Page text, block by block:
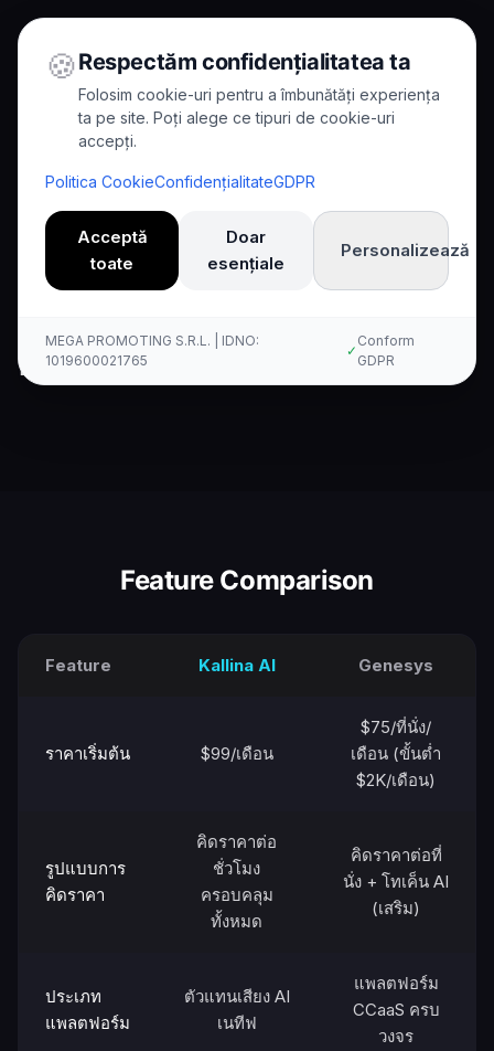
🍪 Respectăm confidențialitatea ta
Folosim cookie-uri pentru a îmbunătăți experiența
ta pe site. Poți alege ce tipuri de cookie-uri
accepți.
Politica CookieConfidențialitateGDPR
Acceptă
toate
Doar
esențiale
Personalizează
MEGA PROMOTING S.R.L. | IDNO:
1019600021765
✓
Conform
GDPR
Comparisons
Comparison
Kallina AI กับ Genesys Cloud
กับแพลตฟอร์ม CCaaS ครบวงจร
Feature Comparison
Feature Kallina AI Genesys
ราคาเริ่มต้น $99/เดือน
$75/ที่นั่ง/
เดือน (ขั้นต่ำ
$2K/เดือน)
รูปแบบการ
คิดราคา
คิดราคาต่อ
ชั่วโมง
ครอบคลุม
ทั้งหมด
คิดราคาต่อที่
นั่ง + โทเค็น AI
(เสริม)
ประเภท
แพลตฟอร์ม
ตัวแทนเสียง AI
เนทีฟ
แพลตฟอร์ม
CCaaS ครบ
วงจร